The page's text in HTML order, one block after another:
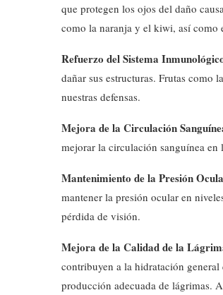
que protegen los ojos del daño
como la naranja y el kiwi, así como
Refuerzo del Sistema
dañar sus estructuras. Frutas como
nuestras defensas.
Mejora de la Circulación
mejorar la circulación sanguínea en
Mantenimiento de la Presión
mantener la presión ocular en
pérdida de visión.
Mejora de la Calidad de la
contribuyen a la hidratación
producción adecuada de lágrimas.